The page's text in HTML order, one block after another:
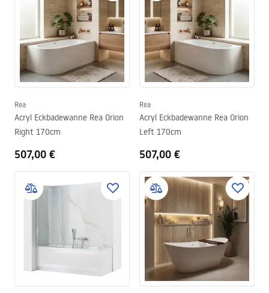
Rea
Acryl Eckbadewanne Rea Orion
Right 170cm
507,00 €
Rea
Acryl Eckbadewanne Rea Orion
Left 170cm
507,00 €